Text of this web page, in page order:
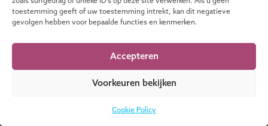
toestemming geeft of uw toestemming intrekt, kan dit negatieve
gevolgen hebben voor bepaalde functies en kenmerken.
Accepteren
Voorkeuren bekijken
Cookie Policy
Opleiding voor
toezichthouders vanaf
2027 ook in Flevoland
17 juli 2026